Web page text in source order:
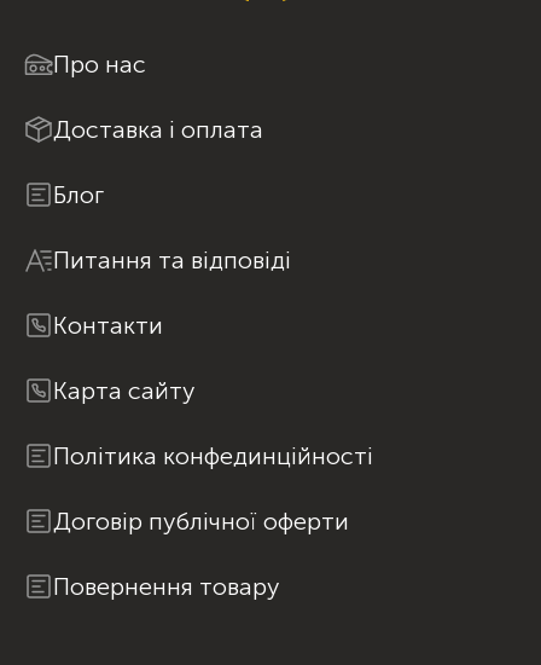
Про нас
Доставка і оплата
Блог
Питання та відповіді
Контакти
Карта сайту
Політика конфединційності
Договір публічної оферти
Повернення товару